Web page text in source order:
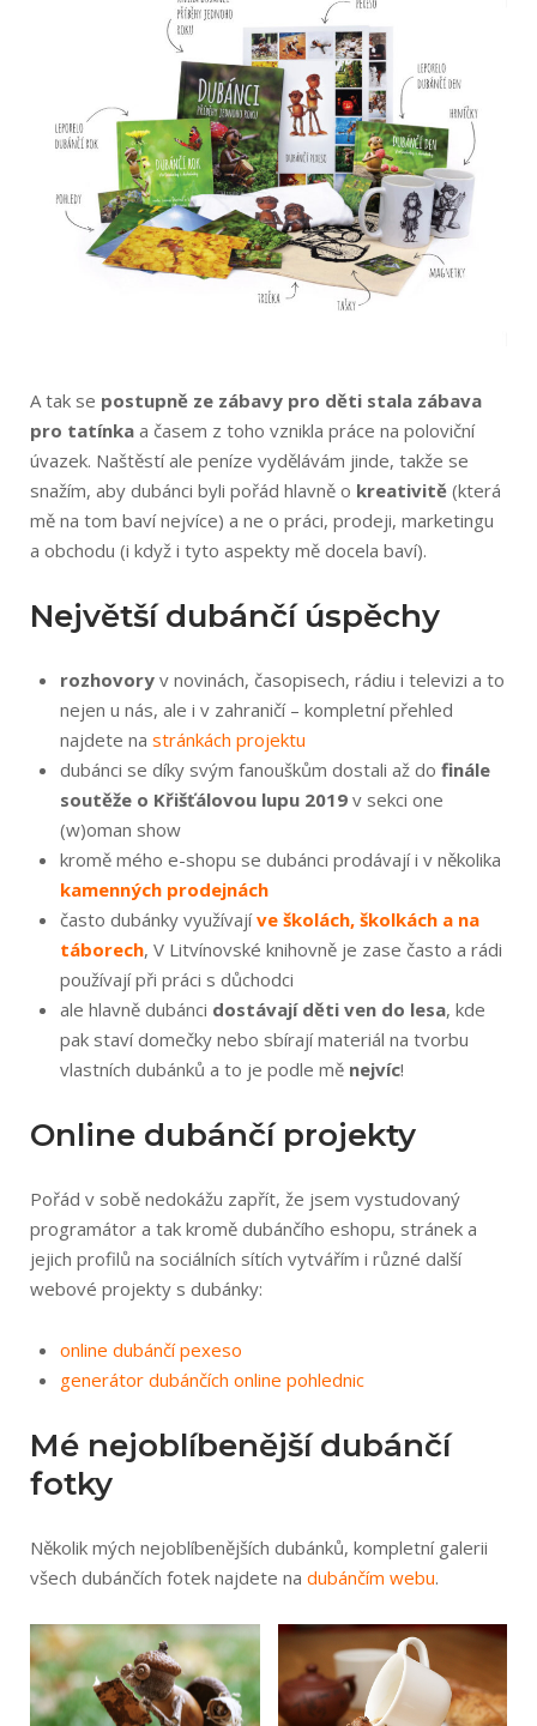
A tak se postupně ze zábavy pro děti stala zábava
pro tatínka a časem z toho vznikla práce na poloviční
úvazek. Naštěstí ale peníze vydělávám jinde, takže se
snažím, aby dubánci byli pořád hlavně o kreativitě (která
mě na tom baví nejvíce) a ne o práci, prodeji, marketingu
a obchodu (i když i tyto aspekty mě docela baví).
Největší dubánčí úspěchy
rozhovory v novinách, časopisech, rádiu i televizi a to
nejen u nás, ale i v zahraničí – kompletní přehled
najdete na stránkách projektu
dubánci se díky svým fanouškům dostali až do finále
soutěže o Křišťálovou lupu 2019 v sekci one
(w)oman show
kromě mého e-shopu se dubánci prodávají i v několika
kamenných prodejnách
často dubánky využívajíve školách, školkách a na
táborech, V Litvínovské knihovně je zase často a rádi
používají při práci s důchodci
ale hlavně dubánci dostávají děti ven do lesa, kde
pak staví domečky nebo sbírají materiál na tvorbu
vlastních dubánků a to je podle mě nejvíc!
Online dubánčí projekty
Pořád v sobě nedokážu zapřít, že jsem vystudovaný
programátor a tak kromě dubánčího eshopu, stránek a
jejich profilů na sociálních sítích vytvářím i různé další
webové projekty s dubánky:
online dubánčí pexeso
generátor dubánčích online pohlednic
Mé nejoblíbenější dubánčí
fotky
Několik mých nejoblíbenějších dubánků, kompletní galerii
všech dubánčích fotek najdete na dubánčím webu.